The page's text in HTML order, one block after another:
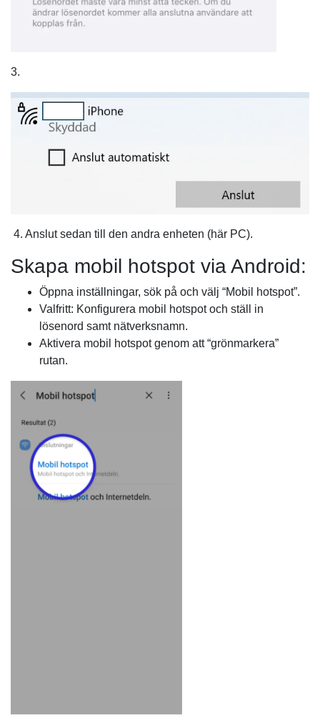
3.
4. Anslut sedan till den andra enheten (här PC).
Skapa mobil hotspot via Android:
Öppna inställningar, sök på och välj “Mobil hotspot”.
Valfritt: Konfigurera mobil hotspot och ställ in
lösenord samt nätverksnamn.
Aktivera mobil hotspot genom att “grönmarkera”
rutan.